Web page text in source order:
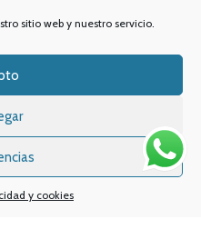
sitio web y nuestro servicio.
y cookies